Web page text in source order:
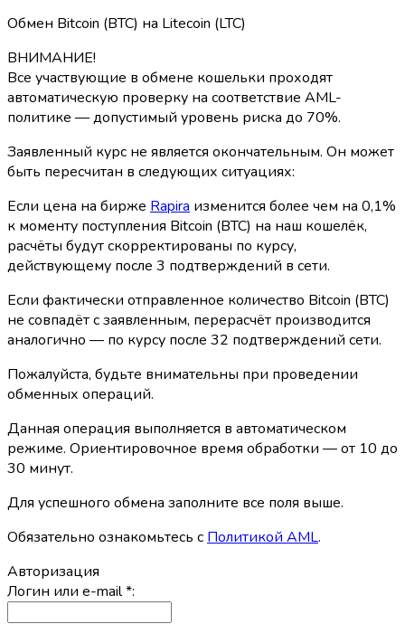
Обмен Bitcoin (BTC) на Litecoin (LTC)
ВНИМАНИЕ!
Все участвующие в обмене кошельки проходят
автоматическую проверку на соответствие AML-
политике — допустимый уровень риска до 70%.
Заявленный курс не является окончательным. Он может
быть пересчитан в следующих ситуациях:
Если цена на бирже Rapira изменится более чем на 0,1%
к моменту поступления Bitcoin (BTC) на наш кошелёк,
расчёты будут скорректированы по курсу,
действующему после 3 подтверждений в сети.
Если фактически отправленное количество Bitcoin (BTC)
не совпадёт с заявленным, перерасчёт производится
аналогично — по курсу после 32 подтверждений сети.
Пожалуйста, будьте внимательны при проведении
обменных операций.
Данная операция выполняется в автоматическом
режиме. Ориентировочное время обработки — от 10 до
30 минут.
Для успешного обмена заполните все поля выше.
Обязательно ознакомьтесь с Политикой AML.
Авторизация
Логин или e-mail*: